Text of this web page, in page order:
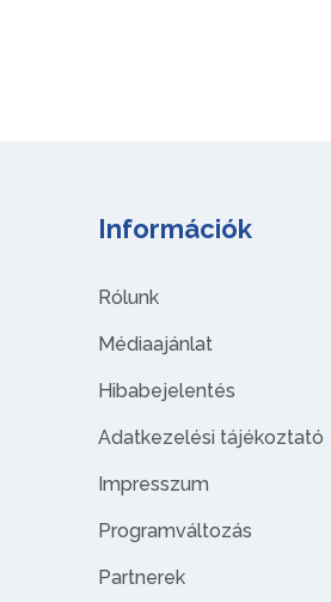
Információk
Rólunk
Médiaajánlat
Hibabejelentés
Adatkezelési tájékoztató
Impresszum
Programváltozás
Partnerek